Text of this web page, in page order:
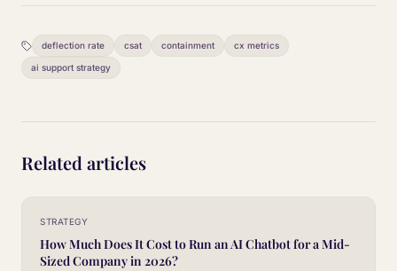
deflection rate csat containment cx metrics
ai support strategy
Related articles
STRATEGY
How Much Does It Cost to Run an AI Chatbot for a Mid-
Sized Company in 2026?